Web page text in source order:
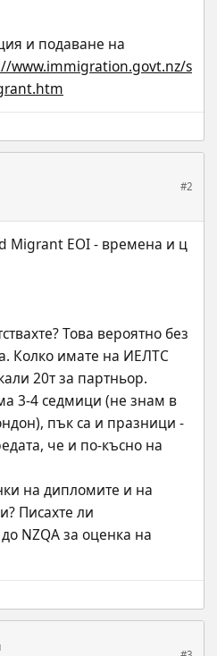
и подаване на
www.immigration.govt.nz/s
#2
Това вероятно без
Колко имате на ИЕЛТС
20т за партньор.
3-4 седмици (не знам в
пък са и празници -
че и по-късно на
на дипломите и на
Писахте ли
NZQA за оценка на